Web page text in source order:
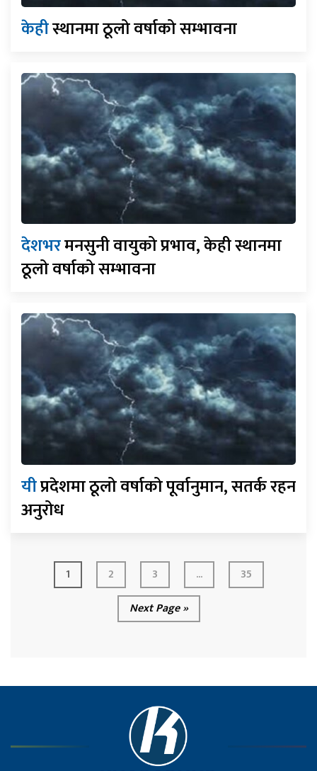
केहीस्थानमा ठूलो वर्षाको सम्भावना
देशभरमनसुनी वायुको प्रभाव, केही स्थानमा
ठूलो वर्षाको सम्भावना
यीप्रदेशमा ठूलो वर्षाको पूर्वानुमान, सतर्क रहन
अनुरोध
1 2 3 ...
35
Next Page »